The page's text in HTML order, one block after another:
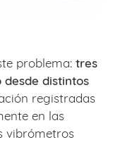
problema: tres
distintos
registradas
en las
vibrómetros